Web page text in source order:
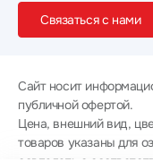
Связаться с нами
Сайт носит
публичной офертой.
Цена, внешний вид,
товаров указаны для